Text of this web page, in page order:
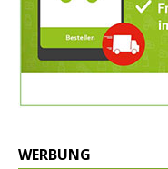
WERBUNG